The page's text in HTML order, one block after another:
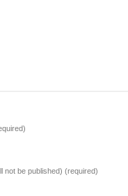
not be published) (required)